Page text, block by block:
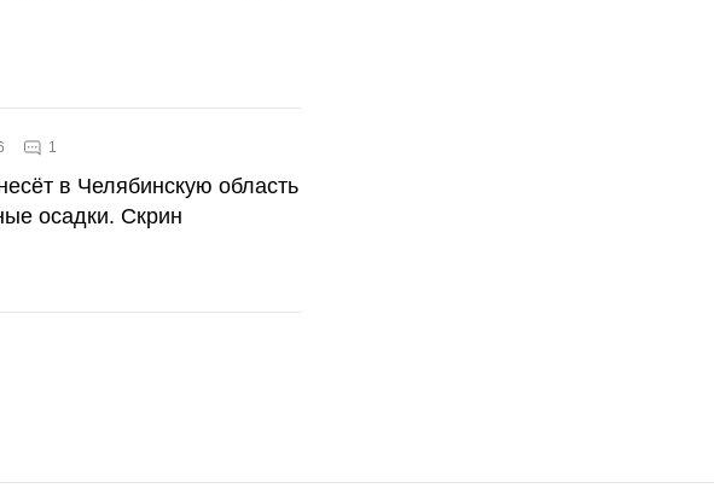
1
в Челябинскую область
осадки. Скрин